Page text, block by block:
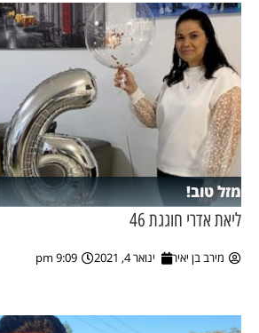
מזל טוב!
ליאת אדרי חוגגת 46
מירב בן יאיר ינואר 4, 2021 9:09 pm